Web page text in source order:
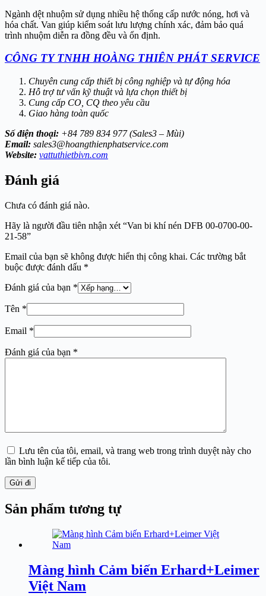
Ngành dệt nhuộm sử dụng nhiều hệ thống cấp nước nóng, hơi và
hóa chất. Van giúp kiểm soát lưu lượng chính xác, đảm bảo quá
trình nhuộm diễn ra đồng đều và ổn định.
CÔNG TY TNHH HOÀNG THIÊN PHÁT SERVICE
Chuyên cung cấp thiết bị công nghiệp và tự động hóa
Hỗ trợ tư vấn kỹ thuật và lựa chọn thiết bị
Cung cấp CO, CQ theo yêu cầu
Giao hàng toàn quốc
Số điện thoại: +84 789 834 977 (Sales3 – Mùi)
Email: sales3@hoangthienphatservice.com
Website: vattuthietbivn.com
Đánh giá
Chưa có đánh giá nào.
Hãy là người đầu tiên nhận xét “Van bi khí nén DFB 00-0700-00-
21-58”
Email của bạn sẽ không được hiển thị công khai. Các trường bắt
buộc được đánh dấu *
Đánh giá của bạn *
Tên *
Email *
Đánh giá của bạn *
Lưu tên của tôi, email, và trang web trong trình duyệt này cho
lần bình luận kế tiếp của tôi.
Gửi đi
Sản phẩm tương tự
Màng hình Cảm biến Erhard+Leimer
Việt Nam